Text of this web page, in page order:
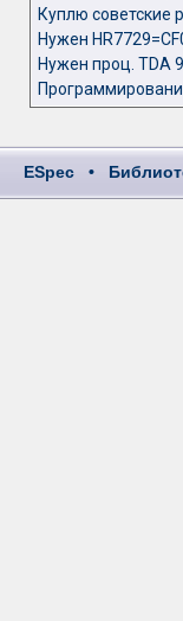
Куплю советские
Нужен
Нужен проц. TDA
ESpec •